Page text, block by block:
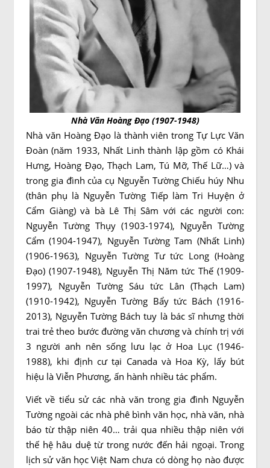
Nhà Văn Hoàng Đạo (1907-1948)
Nhà văn Hoàng Đạo là thành viên trong Tự Lực Văn
Đoàn (năm 1933, Nhất Linh thành lập gồm có Khái
Hưng, Hoàng Đạo, Thạch Lam, Tú Mỡ, Thế Lữ…) và
trong gia đình của cụ Nguyễn Tường Chiếu húy Nhu
(thân phụ là Nguyễn Tường Tiếp làm Tri Huyện ở
Cẩm Giàng) và bà Lê Thị Sâm với các người con:
Nguyễn Tường Thụy (1903-1974), Nguyễn Tường
Cẩm (1904-1947), Nguyễn Tường Tam (Nhất Linh)
(1906-1963), Nguyễn Tường Tư tức Long (Hoàng
Đạo) (1907-1948), Nguyễn Thị Năm tức Thế (1909-
1997), Nguyễn Tường Sáu tức Lân (Thạch Lam)
(1910-1942), Nguyễn Tường Bẩy tức Bách (1916-
2013), Nguyễn Tường Bách tuy là bác sĩ nhưng thời
trai trẻ theo bước đường văn chương và chính trị với
3 người anh nên sống lưu lạc ở Hoa Lục (1946-
1988), khi định cư tại Canada và Hoa Kỳ, lấy bút
hiệu là Viễn Phương, ấn hành nhiều tác phẩm.
Viết về tiểu sử các nhà văn trong gia đình Nguyễn
Tường ngoài các nhà phê bình văn học, nhà văn, nhà
báo từ thập niên 40… trải qua nhiều thập niên với
thế hệ hâu duệ từ trong nước đến hải ngoại. Trong
lịch sử văn học Việt Nam chưa có dòng họ nào được